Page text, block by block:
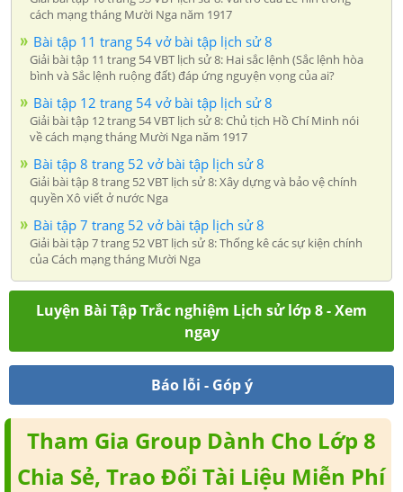
cách mạng tháng Mười Nga năm 1917
Bài tập 11 trang 54 vở bài tập lịch sử 8
Giải bài tập 11 trang 54 VBT lịch sử 8: Hai sắc lệnh (Sắc lệnh hòa
bình và Sắc lệnh ruộng đất) đáp ứng nguyện vọng của ai?
Bài tập 12 trang 54 vở bài tập lịch sử 8
Giải bài tập 12 trang 54 VBT lịch sử 8: Chủ tịch Hồ Chí Minh nói
về cách mạng tháng Mười Nga năm 1917
Bài tập 8 trang 52 vở bài tập lịch sử 8
Giải bài tập 8 trang 52 VBT lịch sử 8: Xây dựng và bảo vệ chính
quyền Xô viết ở nước Nga
Bài tập 7 trang 52 vở bài tập lịch sử 8
Giải bài tập 7 trang 52 VBT lịch sử 8: Thống kê các sự kiện chính
của Cách mạng tháng Mười Nga
Luyện Bài Tập Trắc nghiệm Lịch sử lớp 8 - Xem
ngay
Báo lỗi - Góp ý
Tham Gia Group Dành Cho Lớp 8
Chia Sẻ, Trao Đổi Tài Liệu Miễn Phí